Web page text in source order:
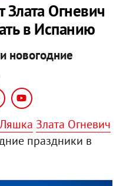
Злата Огневич
в Испанию
новогодние
Злата Огневич
праздники в